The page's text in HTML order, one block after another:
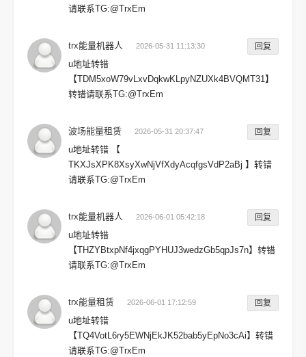
请联系TG:@TrxEm
trx能量机器人 2026-05-31 11:13:30 回复
u地址转错
【TDM5xoW79vLxvDqkwKLpyNZUXk4BVQMT31】
转错请联系TG:@TrxEm
波场能量租赁 2026-05-31 20:37:47 回复
u地址转错 【
TKXJsXPK8XsyXwNjVfXdyAcqfgsVdP2aBj 】转错
请联系TG:@TrxEm
trx能量机器人 2026-06-01 05:42:18 回复
u地址转错
【THZYBtxpNf4jxqgPYHUJ3wedzGb5qpJs7n】转错
请联系TG:@TrxEm
trx能量租赁 2026-06-01 17:12:59 回复
u地址转错
【TQ4VotL6ry5EWNjEkJK52bab5yEpNo3cAi】转错
请联系TG:@TrxEm